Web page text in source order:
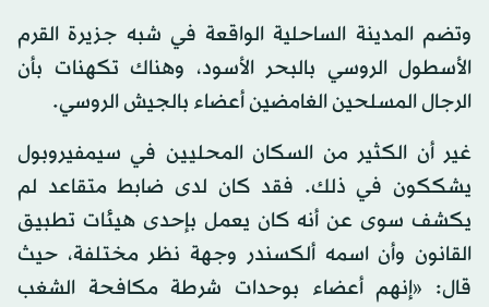
وتضم المدينة الساحلية الواقعة في شبه جزيرة القرم
الأسطول الروسي بالبحر الأسود، وهناك تكهنات بأن
الرجال المسلحين الغامضين أعضاء بالجيش الروسي.
غير أن الكثير من السكان المحليين في سيمفيروبول
يشككون في ذلك. فقد كان لدى ضابط متقاعد لم
يكشف سوى عن أنه كان يعمل بإحدى هيئات تطبيق
القانون وأن اسمه ألكسندر وجهة نظر مختلفة، حيث
قال: «إنهم أعضاء بوحدات شرطة مكافحة الشغب